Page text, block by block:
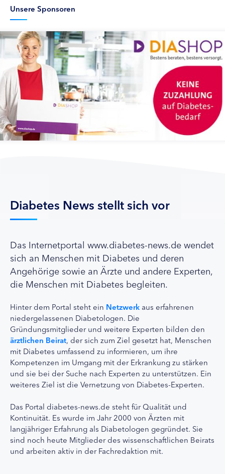
Unsere Sponsoren
Diabetes News stellt sich vor
Das Internetportal www.diabetes-news.de wendet
sich an Menschen mit Diabetes und deren
Angehörige sowie an Ärzte und andere Experten,
die Menschen mit Diabetes begleiten.
Hinter dem Portal steht ein Netzwerk aus erfahrenen
niedergelassenen Diabetologen. Die
Gründungsmitglieder und weitere Experten bilden den
ärztlichen Beirat, der sich zum Ziel gesetzt hat, Menschen
mit Diabetes umfassend zu informieren, um ihre
Kompetenzen im Umgang mit der Erkrankung zu stärken
und sie bei der Suche nach Experten zu unterstützen. Ein
weiteres Ziel ist die Vernetzung von Diabetes-Experten.
Das Portal diabetes-news.de steht für Qualität und
Kontinuität. Es wurde im Jahr 2000 von Ärzten mit
langjähriger Erfahrung als Diabetologen gegründet. Sie
sind noch heute Mitglieder des wissenschaftlichen Beirats
und arbeiten aktiv in der Fachredaktion mit.